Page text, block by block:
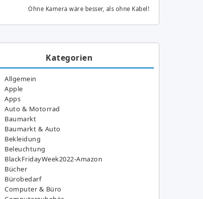
Ohne Kamera wäre besser, als ohne Kabel!
Kategorien
Allgemein
Apple
Apps
Auto & Motorrad
Baumarkt
Baumarkt & Auto
Bekleidung
Beleuchtung
BlackFridayWeek2022-Amazon
Bücher
Bürobedarf
Computer & Büro